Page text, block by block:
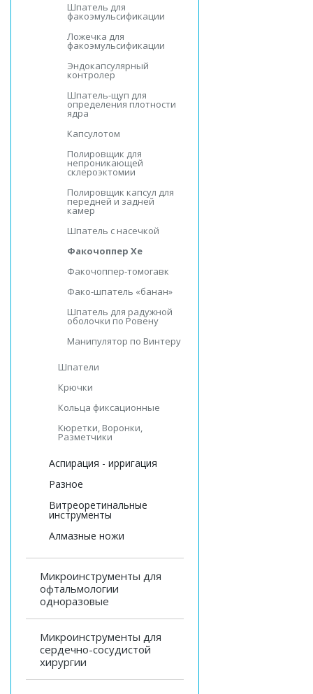
Шпатель для
факоэмульсификации
Ложечка для
факоэмульсификации
Эндокапсулярный
контролер
Шпатель-щуп для
определения плотности
ядра
Капсулотом
Полировщик для
непроникающей
склероэктомии
Полировщик капсул для
передней и задней
камер
Шпатель с насечкой
Факочоппер Хе
Факочоппер-томогавк
Фако-шпатель «банан»
Шпатель для радужной
оболочки по Ровену
Манипулятор по Винтеру
Шпатели
Крючки
Кольца фиксационные
Кюретки, Воронки,
Разметчики
Аспирация - ирригация
Разное
Витреоретинальные
инструменты
Алмазные ножи
Микроинструменты для
офтальмологии
одноразовые
Микроинструменты для
сердечно-сосудистой
хирургии